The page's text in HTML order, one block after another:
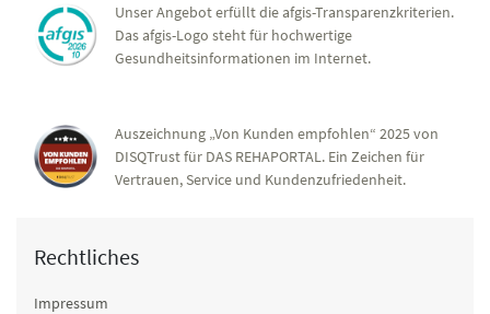
Therapie, Angehörigenberatung, Abklärung der
Fahrtauglichkeit
Reha-Pflege
Wundversorgung
Rekreationstherapie
Bewegungsbad
Unser Angebot erfüllt die afgis-Transparenzkriterien.
Das afgis-Logo steht für hochwertige
Gesundheitsinformationen im Internet.
Auszeichnung „Von Kunden empfohlen“ 2025 von
DISQTrust für DAS REHAPORTAL. Ein Zeichen für
Vertrauen, Service und Kundenzufriedenheit.
Rechtliches
Impressum